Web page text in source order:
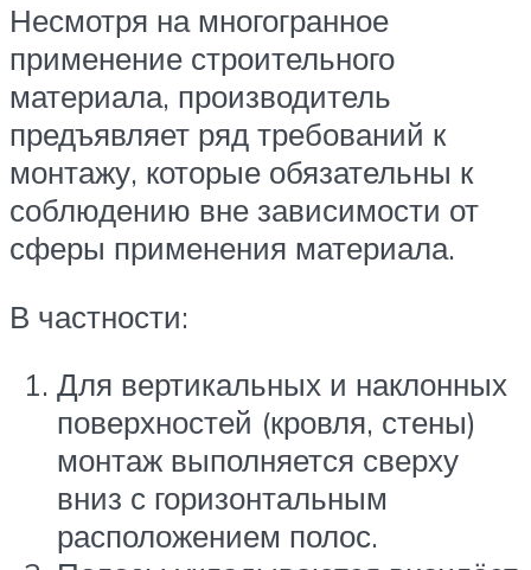
Несмотря на многогранное
применение строительного
материала, производитель
предъявляет ряд требований к
монтажу, которые обязательны к
соблюдению вне зависимости от
сферы применения материала.
В частности:
Для вертикальных и наклонных
поверхностей (кровля, стены)
монтаж выполняется сверху
вниз с горизонтальным
расположением полос.